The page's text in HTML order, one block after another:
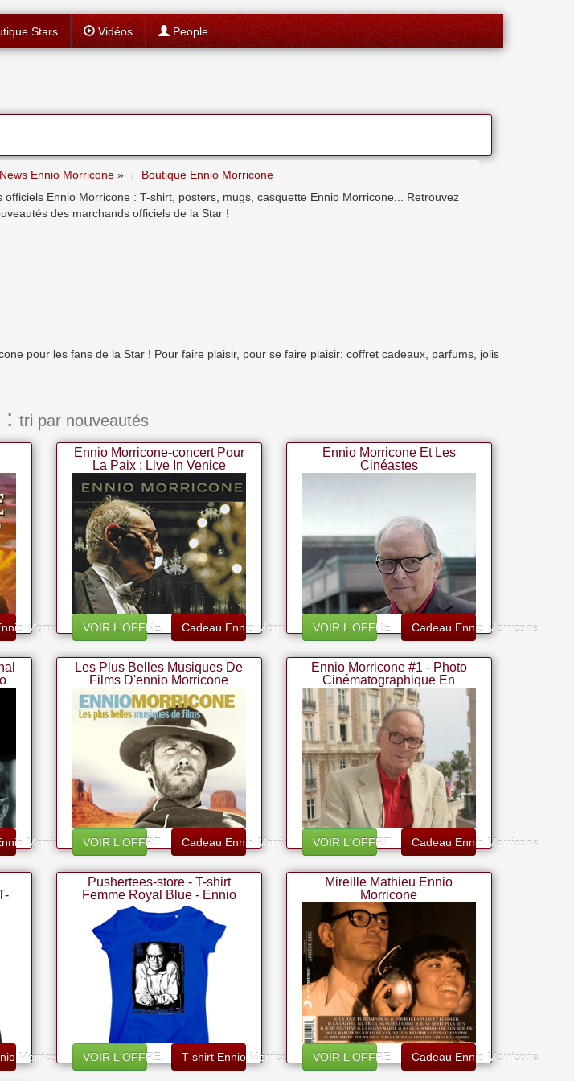
Stars Vidéos People
News Ennio Morricone »
Boutique Ennio Morricone
officiels Ennio Morricone : T-shirt, posters, mugs, casquette Ennio Morricone... Retrouvez
des marchands officiels de la Star !
pour les fans de la Star ! Pour faire plaisir, pour se faire plaisir: coffret cadeaux, parfums, jolis
tri par nouveautés
Morricone
Ennio Morricone-concert Pour
La Paix : Live In Venice
VOIR L'OFFRE Cadeau Ennio Morricone
Ennio Morricone Et Les
Cinéastes
VOIR L'OFFRE Cadeau Ennio Morricone
Morricone
Les Plus Belles Musiques De
Films D'ennio Morricone
(version Originale)
VOIR L'OFFRE Cadeau Ennio Morricone
Ennio Morricone #1 - Photo
Cinématographique En
Couleur - (choix De 4 Tailles)
VOIR L'OFFRE Cadeau Ennio Morricone
Morricone
Pushertees-store - T-shirt
Femme Royal Blue - Ennio
Morricone - Compositeur -
Musicien - Collection Vintage
Music - Directeur D'orchestre
Et Arrangeur
VOIR L'OFFRE T-shirt Ennio Morricone
Mireille Mathieu Ennio
Morricone
VOIR L'OFFRE Cadeau Ennio Morricone